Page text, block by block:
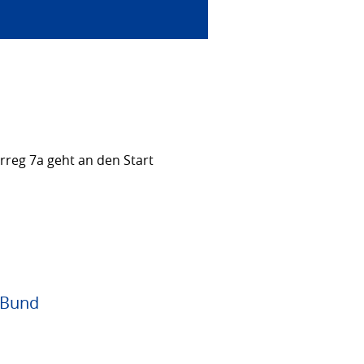
7a geht an den Start